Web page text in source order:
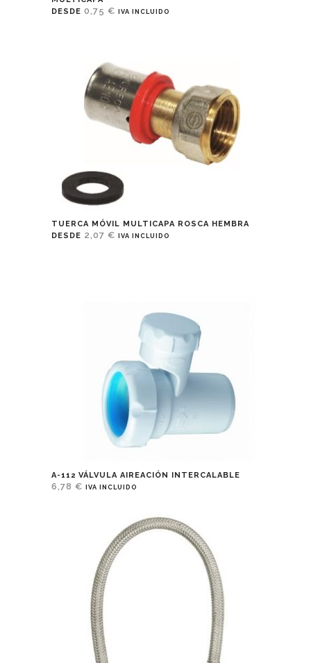
DESDE 0,75 € IVA INCLUIDO
TUERCA MÓVIL MULTICAPA ROSCA HEMBRA
DESDE 2,07 € IVA INCLUIDO
A-112 VÁLVULA AIREACIÓN INTERCALABLE
6,78 € IVA INCLUIDO